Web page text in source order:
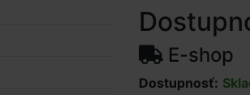
E-shop
Dostupnosť: